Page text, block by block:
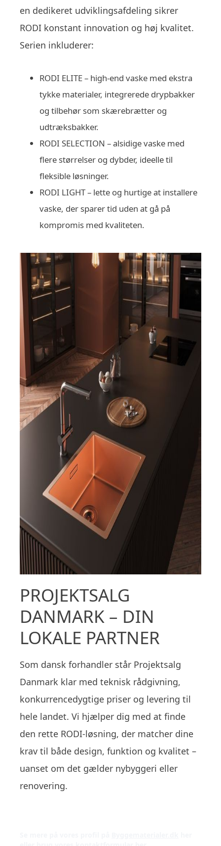
en dedikeret udviklingsafdeling sikrer
RODI konstant innovation og høj kvalitet.
Serien inkluderer:
RODI ELITE – high-end vaske med ekstra
tykke materialer, integrerede drypbakker
og tilbehør som skærebrætter og
udtræksbakker.
RODI SELECTION – alsidige vaske med
flere størrelser og dybder, ideelle til
fleksible løsninger.
RODI LIGHT – lette og hurtige at installere
vaske, der sparer tid uden at gå på
kompromis med kvaliteten.
PROJEKTSALG
DANMARK – DIN
LOKALE PARTNER
Som dansk forhandler står Projektsalg
Danmark klar med teknisk rådgivning,
konkurrencedygtige priser og levering til
hele landet. Vi hjælper dig med at finde
den rette RODI-løsning, der matcher dine
krav til både design, funktion og kvalitet –
uanset om det gælder nybyggeri eller
renovering.